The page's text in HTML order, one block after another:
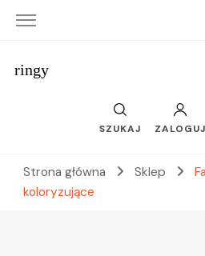
ringy
SZUKAJ ZALOGUJ
Strona główna Sklep
koloryzujące